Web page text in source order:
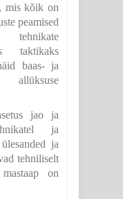
mis kõik on
peamised
taktikaks
baas- ja
jao ja
ja
ja
tehniliselt
on